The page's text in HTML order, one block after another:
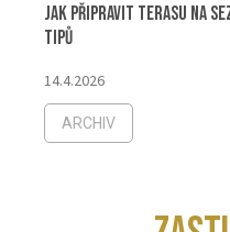
Jak připravit terasu na
tipů
14.4.2026
ARCHIV